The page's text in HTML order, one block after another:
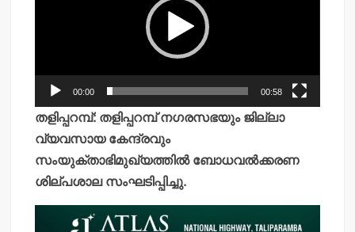
00:00 00:58
തളിപ്പറമ്പ്: തളിപ്പറമ്പ് നഗരസഭയും ജില്ലാ
വ്യവസായ കേന്ദ്രവും
സംയുക്താഭിമുഖ്യത്തില്‍ ബോധവല്‍ക്കരണ
ശില്പശാല സംഘടിപ്പിച്ചു.